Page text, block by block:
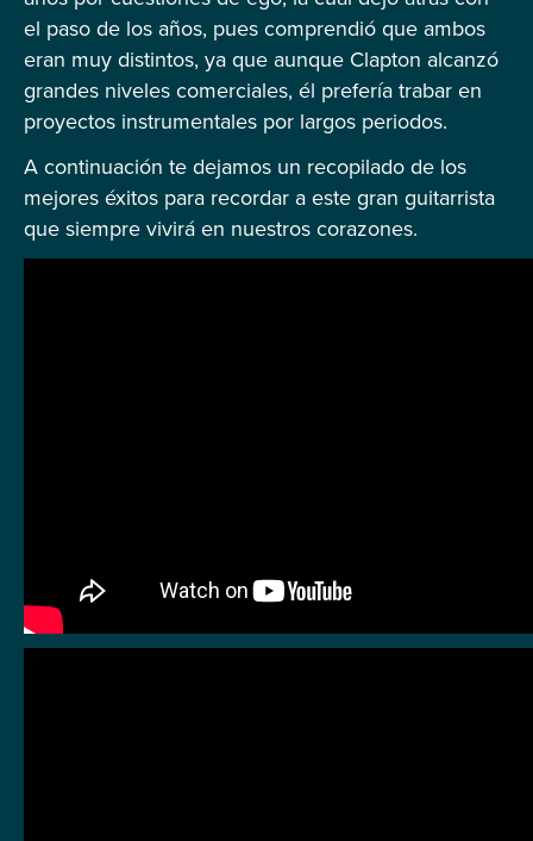
el paso de los años, pues comprendió que ambos
eran muy distintos, ya que aunque Clapton alcanzó
grandes niveles comerciales, él prefería trabar en
proyectos instrumentales por largos periodos.
A continuación te dejamos un recopilado de los
mejores éxitos para recordar a este gran guitarrista
que siempre vivirá en nuestros corazones.